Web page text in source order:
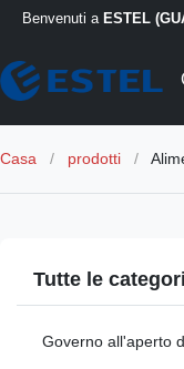
Benvenuti a ESTEL
Casa / prodotti /
Tutte le